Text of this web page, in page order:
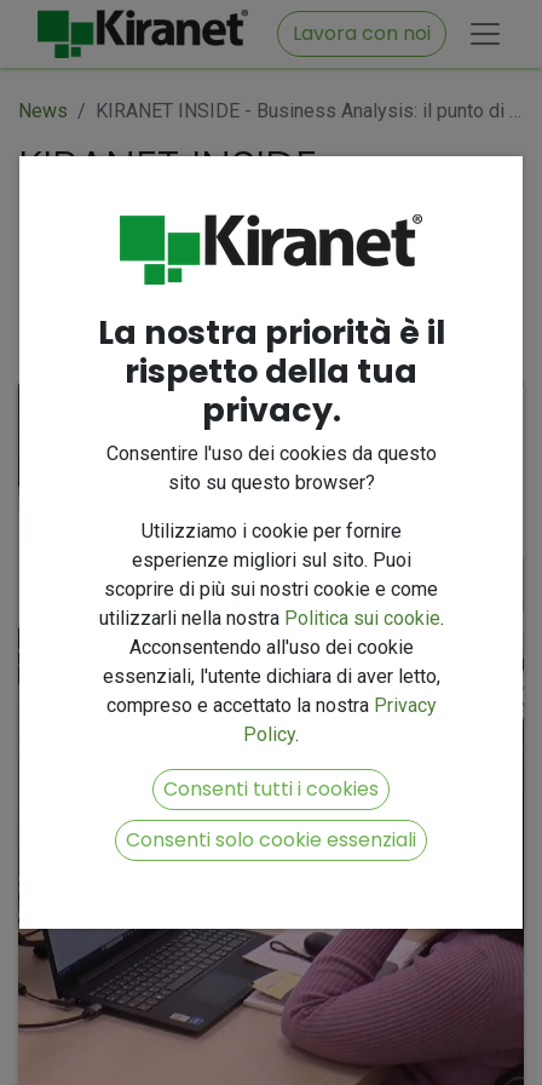
Lavora con noi
News KIRANET INSIDE - Business Analysis: il punto di partenza di ogni progetto
KIRANET INSIDE -
Business Analysis: il
punto di partenza di
ogni progetto
24 marzo 2026 KIRANET srl, Silvana Delle Curti
La nostra priorità è il
rispetto della tua
privacy.
Consentire l'uso dei cookies da questo
sito su questo browser?
Utilizziamo i cookie per fornire
esperienze migliori sul sito. Puoi
scoprire di più sui nostri cookie e come
utilizzarli nella nostra Politica sui cookie.
Acconsentendo all'uso dei cookie
essenziali, l'utente dichiara di aver letto,
compreso e accettato la nostra Privacy
Policy.
Consenti tutti i cookies
Consenti solo cookie essenziali